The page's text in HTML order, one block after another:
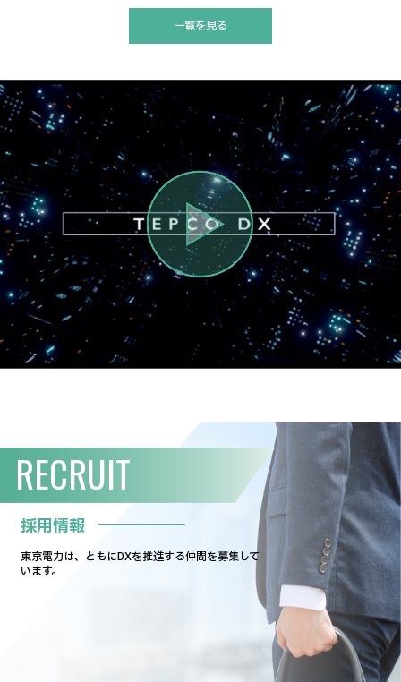
一覧を見る
RECRUIT
採用情報
東京電力は、ともにDXを推進する仲間を募集して
います。